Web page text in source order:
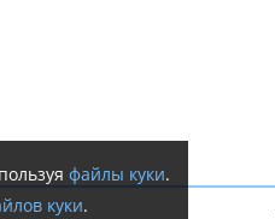
файлы куки.
куки.